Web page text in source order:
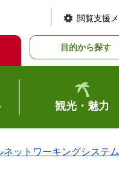
閲覧支援
目的から探す
観光・魅力
ネットワーキングシステ